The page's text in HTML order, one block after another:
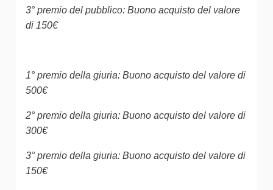
3° premio del pubblico: Buono acquisto del valore
di 150€
1° premio della giuria: Buono acquisto del valore di
500€
2° premio della giuria: Buono acquisto del valore di
300€
3° premio della giuria: Buono acquisto del valore di
150€